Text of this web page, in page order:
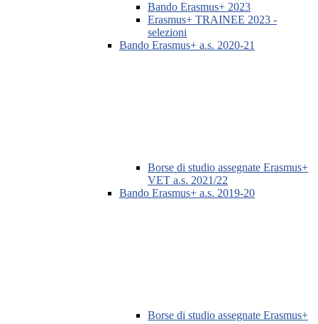
Bando Erasmus+ 2023
Erasmus+ TRAINEE 2023 -
selezioni
Bando Erasmus+ a.s. 2020-21
Borse di studio assegnate Erasmus+
VET a.s. 2021/22
Bando Erasmus+ a.s. 2019-20
Borse di studio assegnate Erasmus+